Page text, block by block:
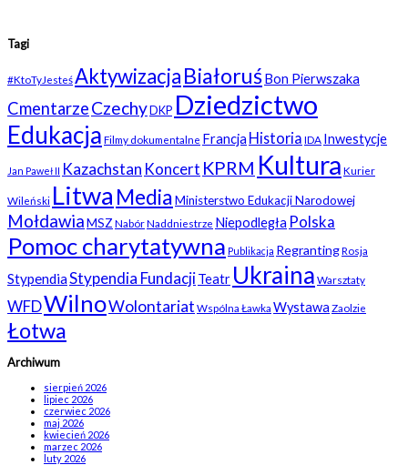
Tagi
#KtoTyJesteśAktywizacjaBiałoruśBon Pierwszaka
CmentarzeCzechy DKP Dziedzictwo
Edukacja Filmy dokumentalne Francja Historia IDA Inwestycje
Jan Paweł II Kazachstan Koncert KPRM Kultura Kurier
Wileński Litwa MediaMinisterstwo Edukacji Narodowej
MołdawiaMSZ NabórNaddniestrze Niepodległa Polska
Pomoc charytatywna Publikacja RegrantingRosja
StypendiaStypendia FundacjiTeatr Ukraina Warsztaty
WFDWilnoWolontariat Wspólna Ławka Wystawa Zaolzie
Łotwa
Archiwum
sierpień 2026
lipiec 2026
czerwiec 2026
maj 2026
kwiecień 2026
marzec 2026
luty 2026